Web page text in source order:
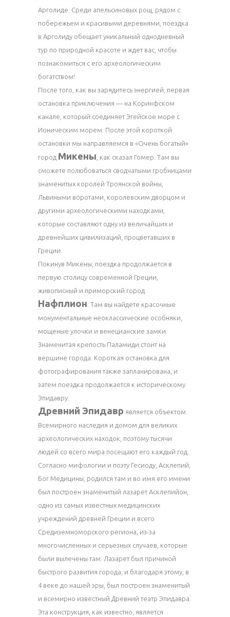
Арголиде. Среди апельсиновых рощ, рядом с
побережьем и красивыми деревнями, поездка
в Арголиду обещает уникальный однодневный
тур по природной красоте и ждет вас, чтобы
познакомиться с его археологическим
богатством!
После того, как вы зарядитесь энергией, первая
остановка приключения — на Коринфском
канале, который соединяет Эгейское море с
Ионическим морем. После этой короткой
остановки мы направляемся в «Очень богатый»
город Микены , как сказал Гомер. Там вы
сможете полюбоваться сводчатыми гробницами
знаменитых королей Троянской войны,
Львиными воротами, королевским дворцом и
другими археологическими находками,
которые составляют одну из величайших и
древнейших цивилизаций, процветавших в
Греции.
Покинув Микены, поездка продолжается в
первую столицу современной Греции,
живописный и приморский город
Нафплион . Там вы найдете красочные
монументальные неоклассические особняки,
мощеные улочки и венецианские замки.
Знаменитая крепость Паламиди стоит на
вершине города. Короткая остановка для
фотографирования также запланирована, и
затем поездка продолжается к историческому
Эпидавру.
Древний Эпидавр является объектом
Всемирного наследия и домом для великих
археологических находок, поэтому тысячи
людей со всего мира посещают его каждый год.
Согласно мифологии и поэту Гесиоду, Асклепий,
Бог Медицины, родился там и во имя его имени
был построен знаменитый лазарет Асклепийон,
одно из самых известных медицинских
учреждений древней Греции и всего
Средиземноморского региона, из-за
многочисленных и серьезных случаев, которые
были вылечены там. Лазарет был причиной
быстрого развития города, и благодаря этому, в
4 веке до нашей эры, был построен знаменитый
и всемирно известный Древний театр Эпидавра.
Эта конструкция, как известно, является